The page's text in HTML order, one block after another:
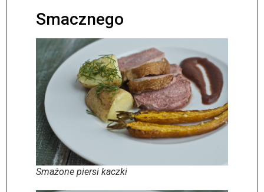
Smacznego
Smażone piersi kaczki